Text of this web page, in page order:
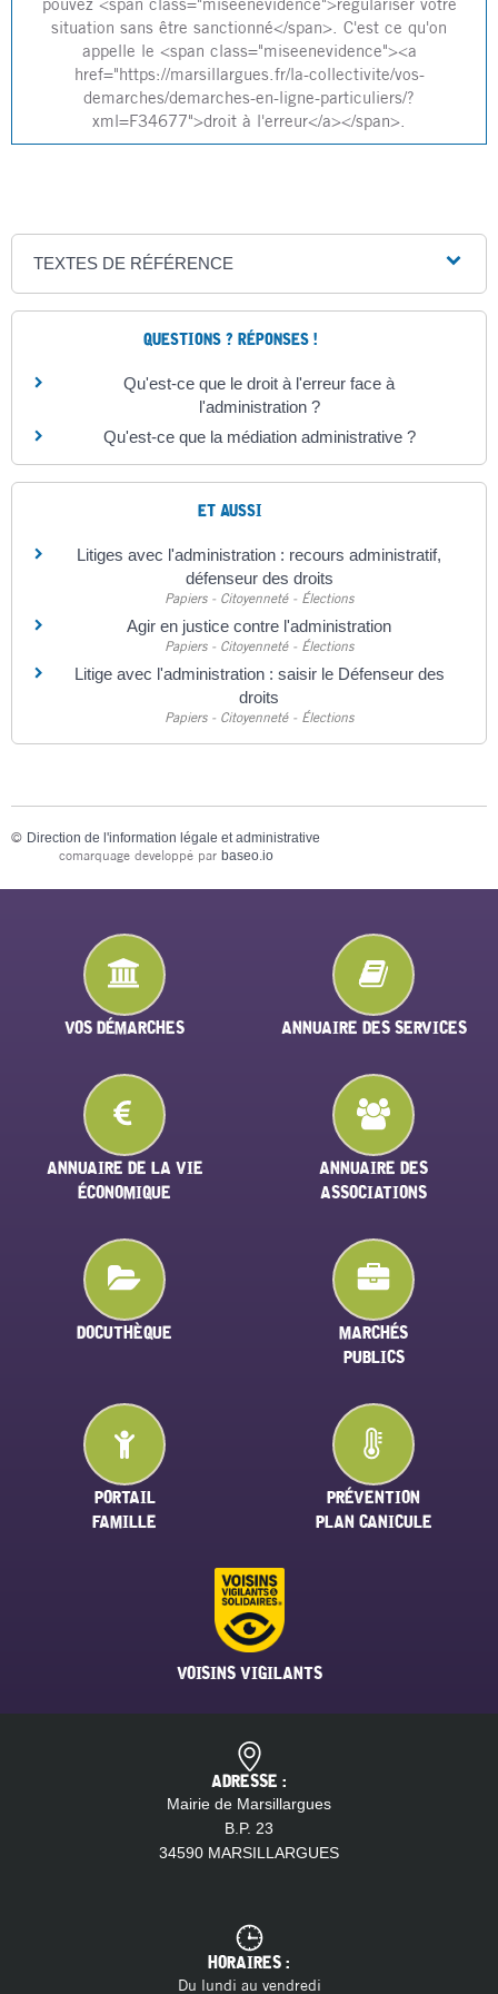
situation sans être sanctionné</span>. C'est ce qu'on
appelle le <span class="miseenevidence"><a
href="https://marsillargues.fr/la-collectivite/vos-
demarches/demarches-en-ligne-particuliers/?
xml=F34677">droit à l'erreur</a></span>.
TEXTES DE RÉFÉRENCE
QUESTIONS ? RÉPONSES !
Qu'est-ce que le droit à l'erreur face à
l'administration ?
Qu'est-ce que la médiation administrative ?
ET AUSSI
Litiges avec l'administration : recours administratif,
défenseur des droits
Papiers - Citoyenneté - Élections
Agir en justice contre l'administration
Papiers - Citoyenneté - Élections
Litige avec l'administration : saisir le Défenseur des
droits
Papiers - Citoyenneté - Élections
© Direction de l'information légale et administrative
comarquage developpé par baseo.io
VOS DÉMARCHES ANNUAIRE DES SERVICES
ANNUAIRE DE LA VIE
ÉCONOMIQUE
ANNUAIRE DES
ASSOCIATIONS
DOCUTHÈQUE
MARCHÉS
PUBLICS
PORTAIL
FAMILLE
PRÉVENTION
PLAN CANICULE
VOISINS VIGILANTS
ADRESSE :
Mairie de Marsillargues
B.P. 23
34590 MARSILLARGUES
HORAIRES :
Du lundi au vendredi